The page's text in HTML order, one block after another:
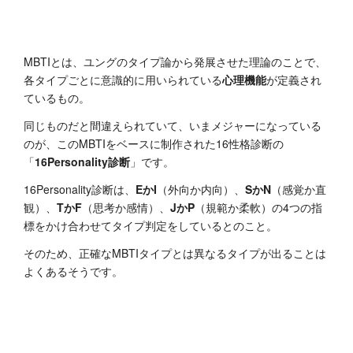
MBTIとは、ユングのタイプ論から発展させた理論のことで、
各タイプごとに意識的に用いられている心理機能が定義され
ているもの。
同じものだと間違えられていて、いまメジャーになっている
のが、このMBTIをベースに制作された16性格診断の
「16Personality診断 」です。
16Personality診断は、 EかI （外向か内向）、 SかN （感覚か直
観）、 TかF （思考か感情）、 JかP （規範か柔軟）の4つの指
標をかけ合わせてタイプ判定をしているとのこと。
そのため、正確なMBTIタイプとは異なるタイプが出ることは
よくあるそうです。